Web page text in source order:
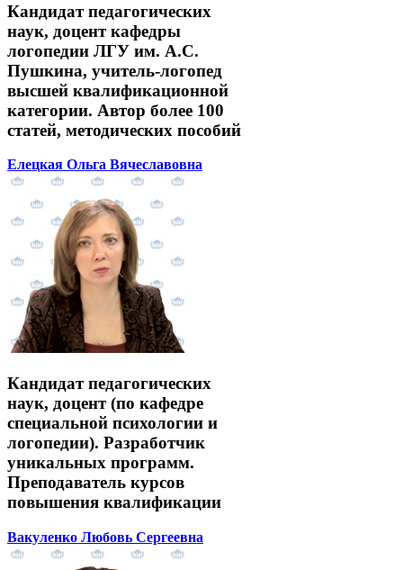
Кандидат педагогических
наук, доцент кафедры
логопедии ЛГУ им. А.С.
Пушкина, учитель-логопед
высшей квалификационной
категории. Автор более 100
статей, методических пособий
Елецкая Ольга Вячеславовна
Кандидат педагогических
наук, доцент (по кафедре
специальной психологии и
логопедии). Разработчик
уникальных программ.
Преподаватель курсов
повышения квалификации
Вакуленко Любовь Сергеевна